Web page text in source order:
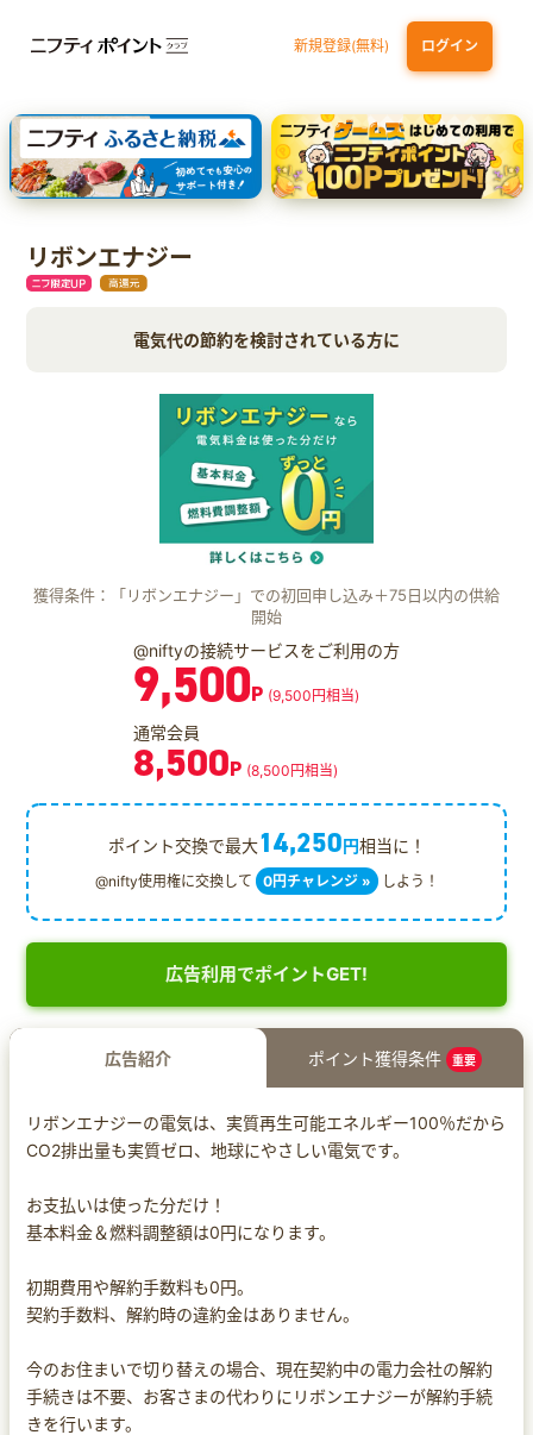
新規登録(無料) ログイン
dカード GOLD 三井住友カード ゴールド（NL）（家族カード発行）
【実質初月無料】DMM | Disney+(ディズニープラス) セットプラン
SBI証券 確定拠出年金（iDeCo）
リボンエナジー
電気代の節約を検討されている方に
獲得条件：「リボンエナジー」での初回申し込み＋75日以内の供給
開始
@niftyの接続サービスをご利用の方
9,500P (9,500円相当)
通常会員
8,500P (8,500円相当)
ポイント交換で最大14,250円相当に！
@nifty使用権に交換して 0円チャレンジ » しよう！
広告利用でポイントGET!
広告紹介 ポイント獲得条件 重要
リボンエナジーの電気は、実質再生可能エネルギー100％だから
CO2排出量も実質ゼロ、地球にやさしい電気です。
お支払いは使った分だけ！
基本料金＆燃料調整額は0円になります。
初期費用や解約手数料も0円。
契約手数料、解約時の違約金はありません。
今のお住まいで切り替えの場合、現在契約中の電力会社の解約
手続きは不要、お客さまの代わりにリボンエナジーが解約手続
きを行います。